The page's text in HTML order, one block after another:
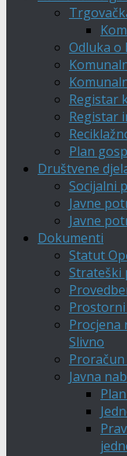
Odluka o
Registar
Registar
Plan
Društvene
Socijalni
Javne
Javne
Dokumenti
Statut
Strateški
Procjena
Slivno
Proračun
Javna